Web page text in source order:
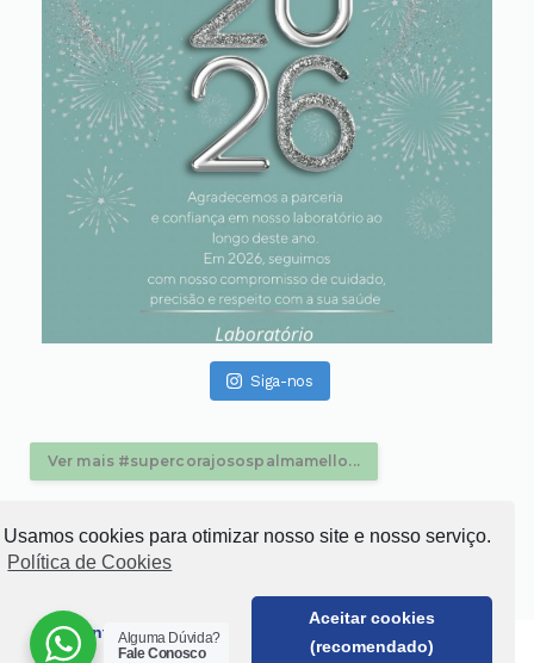
Usamos cookies para otimizar nosso site e nosso serviço.
Política de Cookies
Somente funcional
Aceitar cookies
(recomendado)
Siga-nos
Ver mais #supercorajosospalmamello...
© Laboratório Palma Mello. Todos os Direitos Reservados.
Alguma Dúvida?
Fale Conosco